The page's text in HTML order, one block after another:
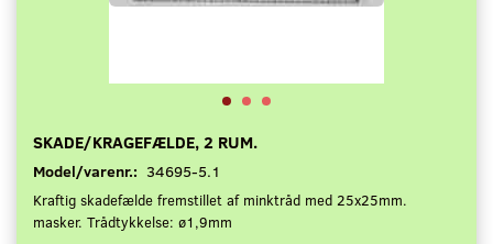
SKADE/KRAGEFÆLDE, 2 RUM.
Model/varenr.: 34695-5.1
Kraftig skadefælde fremstillet af minktråd med 25x25mm.
masker. Trådtykkelse: ø1,9mm